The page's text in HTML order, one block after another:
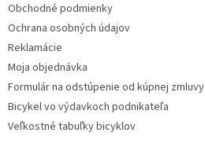
Obchodné podmienky
Ochrana osobných údajov
Reklamácie
Moja objednávka
Formulár na odstúpenie od kúpnej zmluvy
Bicykel vo výdavkoch podnikateľa
Veľkostné tabuľky bicyklov